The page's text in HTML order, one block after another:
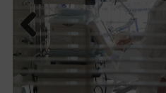
Previous